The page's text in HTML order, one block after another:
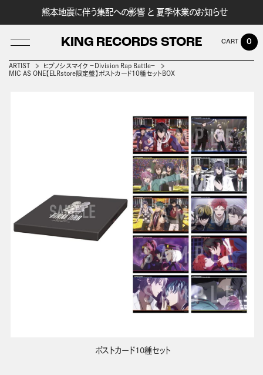
熊本地震に伴う集配への影響 と 夏季休業のお知らせ
KING RECORDS STORE 0
ARTIST
ヒプノシスマイク －Division Rap Battle－
MIC AS ONE【ELRstore限定盤】ポストカード10種セットBOX
ポストカード10種セット